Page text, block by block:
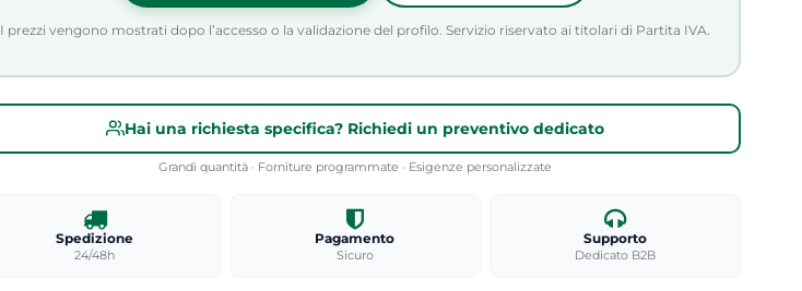
I prezzi vengono mostrati dopo l’accesso o la validazione del profilo. Servizio riservato ai titolari di Partita IVA.
Hai una richiesta specifica? Richiedi un preventivo dedicato
Grandi quantità · Forniture programmate · Esigenze personalizzate
Spedizione
24/48h
Pagamento
Sicuro
Supporto
Dedicato B2B